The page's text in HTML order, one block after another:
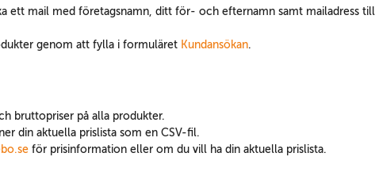
ett mail med företagsnamn, ditt för- och efternamn samt mailadress till
genom att fylla i formuläret Kundansökan.
bruttopriser på alla produkter.
din aktuella prislista som en CSV-fil.
för prisinformation eller om du vill ha din aktuella prislista.